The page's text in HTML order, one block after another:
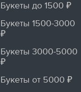
Букеты до 1500 ₽
Букеты 1500-3000
₽
Букеты 3000-5000
₽
Букеты от 5000 ₽